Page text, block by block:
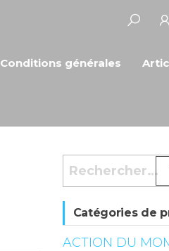
Conditions générales
Rechercher :
Catégories de
ACTION DU